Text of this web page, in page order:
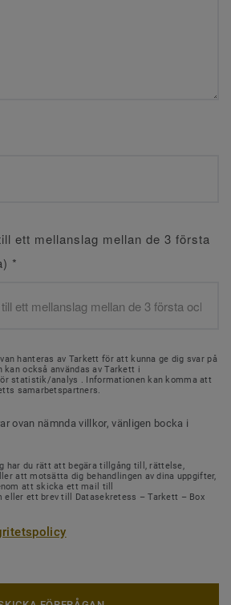
ett mellanslag mellan de 3 första
*
hanteras av Tarkett för att kunna ge dig svar på
också användas av Tarkett i
statistik/analys . Informationen kan komma att
samarbetspartners.
ovan nämnda villkor, vänligen bocka i
har du rätt att begära tillgång till, rättelse,
att motsätta dig behandlingen av dina uppgifter,
att skicka ett mail till
eller ett brev till Datasekretess – Tarkett – Box